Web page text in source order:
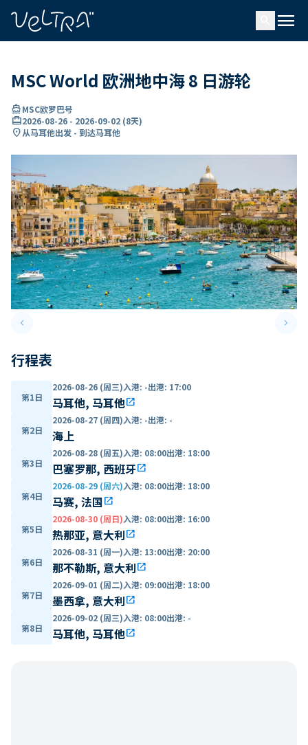
menu
MSC World 欧洲地中海 8 日游轮
directions_boatMSC欧罗巴号
card_travel2026-08-26 - 2026-09-02 (8天)
location_on从马耳他出发 - 到达马耳他
keyboard_arrow_leftPrevious slide keyboard_arrow_right
行程表
第1日
2026-08-26 (周三)入港: -出港: 17:00
马耳他, 马耳他open_in_new
第2日
2026-08-27 (周四)入港: -出港: -
海上
第3日
2026-08-28 (周五)入港: 08:00出港: 18:00
巴塞罗那, 西班牙open_in_new
第4日
2026-08-29 (周六)入港: 08:00出港: 18:00
马赛, 法国open_in_new
第5日
2026-08-30 (周日)入港: 08:00出港: 16:00
热那亚, 意大利open_in_new
第6日
2026-08-31 (周一)入港: 13:00出港: 20:00
那不勒斯, 意大利open_in_new
第7日
2026-09-01 (周二)入港: 09:00出港: 18:00
墨西拿, 意大利open_in_new
第8日
2026-09-02 (周三)入港: 08:00出港: -
马耳他, 马耳他open_in_new